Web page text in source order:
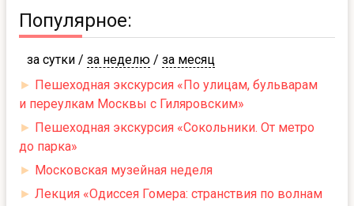
Популярное:
за сутки / за неделю / за месяц
► Пешеходная экскурсия «По улицам, бульварам
и переулкам Москвы с Гиляровским»
► Пешеходная экскурсия «Сокольники. От метро
до парка»
► Московская музейная неделя
► Лекция «Одиссея Гомера: странствия по волнам